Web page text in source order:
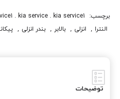
برچسب: . kia service . kia service1
النترا , انزلی , بالابر , بندر انزلی ,
سیستم های پیشرفته کلید شیشه بالابر
کليد
کليد شيشه بالابر اسپورتج
توضیحات